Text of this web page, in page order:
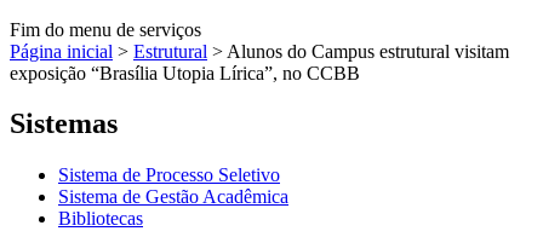
Fim do menu de serviços
Página inicial > Estrutural > Alunos do Campus estrutural visitam
exposição “Brasília Utopia Lírica”, no CCBB
Sistemas
Sistema de Processo Seletivo
Sistema de Gestão Acadêmica
Bibliotecas